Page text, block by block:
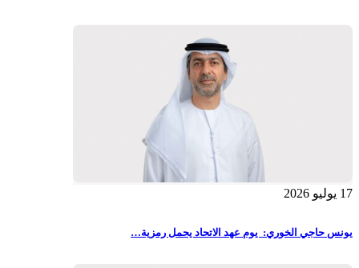
17 يوليو 2026
يونس حاجي الخوري: يوم عهد الاتحاد يحمل رمزية…